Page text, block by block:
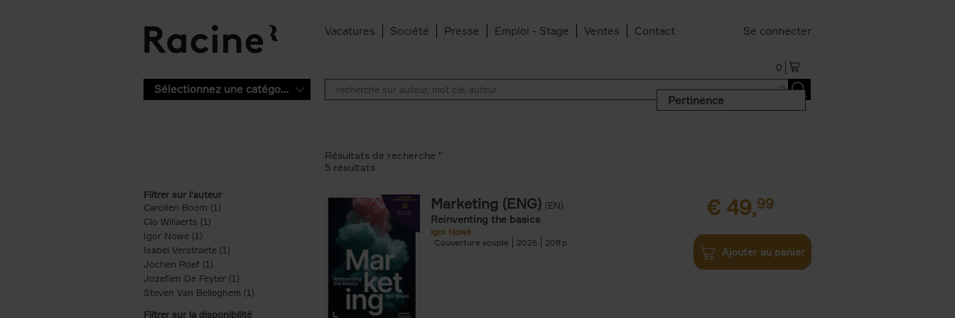
Vacatures Société Presse Emploi - Stage Ventes Contact Se connecter
0
Sélectionnez une catégorie
Pertinence
Filtrer sur l'auteur
Carolien Boom (1)
Clo Willaerts (1)
Igor Nowé (1)
Isabel Verstraete (1) Apply Isabel Verstraete filter
Jochen Roef (1)
Jozefien De Feyter (1) Apply Jozefien De Feyter filter
Steven Van Belleghem (1) Apply Steven Van Belleghem filter
Filtrer sur la disponibilité
Résultats de recherche ''
5 résultats
Marketing (ENG) (EN)
Reinventing the basics
Igor Nowé
Couverture souple
2025 208
€ 49,99
Ajouter au panier